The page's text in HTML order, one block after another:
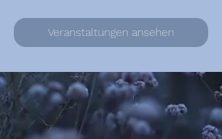
Veranstaltungen ansehen